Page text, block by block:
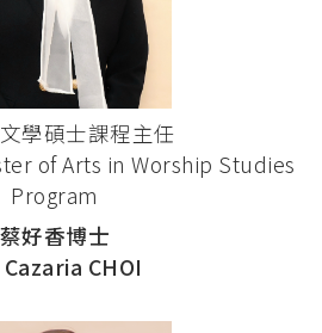
學碩士課程主任
of Arts in Worship Studies
Program
蔡好香博士
CHOI